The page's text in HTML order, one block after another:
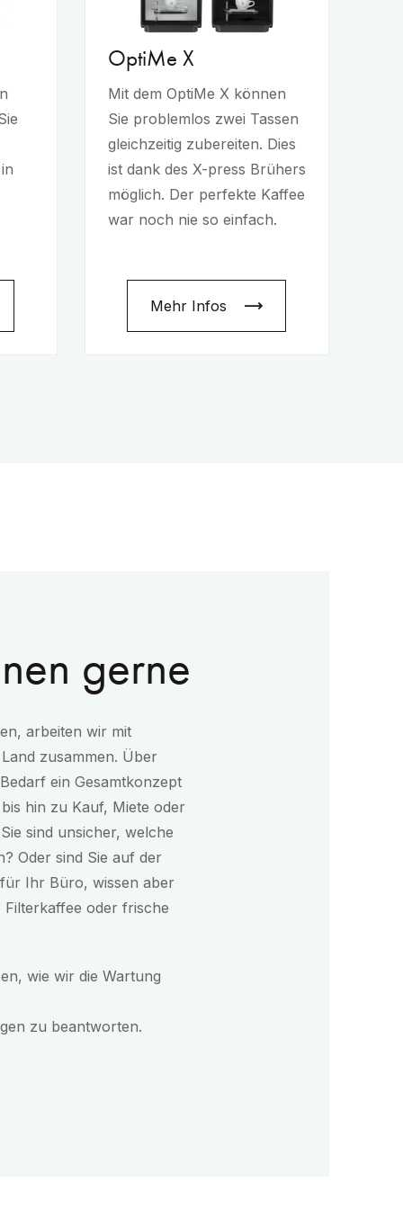
OptiMe X
Mit dem OptiMe X können
Sie problemlos zwei Tassen
gleichzeitig zubereiten. Dies
ist dank des X-press Brühers
möglich. Der perfekte Kaffee
war noch nie so einfach.
Mehr Infos
gerne
arbeiten wir mit
zusammen. Über
ein Gesamtkonzept
hin zu Kauf, Miete oder
sind unsicher, welche
Oder sind Sie auf der
Ihr Büro, wissen aber
oder frische
wie wir die Wartung
zu beantworten.